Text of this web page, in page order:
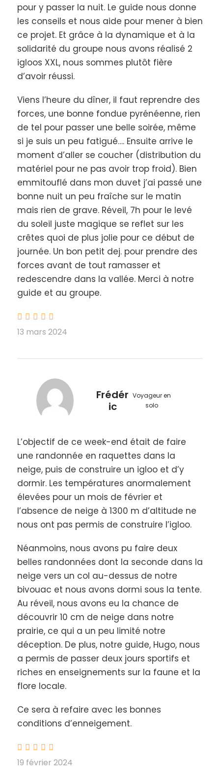
Retour à la cabane pour reprendre des forces
autour d’une fondue « Pyrénéenne » et d’une
fondue de chocolat comme dessert.
Puis arrive le moment, tant attendu, de rejoindre
son abri et se glisser dans son duvet pour apprécier
cette nuit insolite !
Jour 2 L'Après-Nuit**
Le petit déjeuner préparé par votre guide vous
attend, au chaud dans la cabane. Le moment de
raconter vos impressions sur votre aventure
nordique et de revenir tranquillement à la
civilisation.
**Pyrénées Trekking et votre guide se réserve le droit
de modifié ce programme pour diverses raisons tel
que la météo, ou les conditions physiques, …
Carte
Voir en plein écran
Dates et Prix
de votre nuit insolite en igloo
Le
Au
Départ
Assuré
Prix
pour y passer la nuit. Le guide nous donne
les conseils et nous aide pour mener à bien
ce projet. Et grâce à la dynamique et à la
solidarité du groupe nous avons réalisé 2
igloos XXL, nous sommes plutôt fière
d’avoir réussi.
Viens l’heure du dîner, il faut reprendre des
forces, une bonne fondue pyrénéenne, rien
de tel pour passer une belle soirée, même
si je suis un peu fatigué…. Ensuite arrive le
moment d’aller se coucher (distribution du
matériel pour ne pas avoir trop froid). Bien
emmitouflé dans mon duvet j’ai passé une
bonne nuit un peu fraîche sur le matin
mais rien de grave. Réveil, 7h pour le levé
du soleil juste magique se reflet sur les
crêtes quoi de plus jolie pour ce début de
journée. Un bon petit dej. pour prendre des
forces avant de tout ramasser et
redescendre dans la vallée. Merci à notre
guide et au groupe.
13 mars 2024
Frédér
ic
Voyageur en
solo
L’objectif de ce week-end était de faire
une randonnée en raquettes dans la
neige, puis de construire un igloo et d’y
dormir. Les températures anormalement
élevées pour un mois de février et
l’absence de neige à 1300 m d’altitude ne
nous ont pas permis de construire l’igloo.
Néanmoins, nous avons pu faire deux
belles randonnées dont la seconde dans la
neige vers un col au-dessus de notre
bivouac et nous avons dormi sous la tente.
Au réveil, nous avons eu la chance de
découvrir 10 cm de neige dans notre
prairie, ce qui a un peu limité notre
déception. De plus, notre guide, Hugo, nous
a permis de passer deux jours sportifs et
riches en enseignements sur la faune et la
flore locale.
Ce sera à refaire avec les bonnes
conditions d’enneigement.
19 février 2024